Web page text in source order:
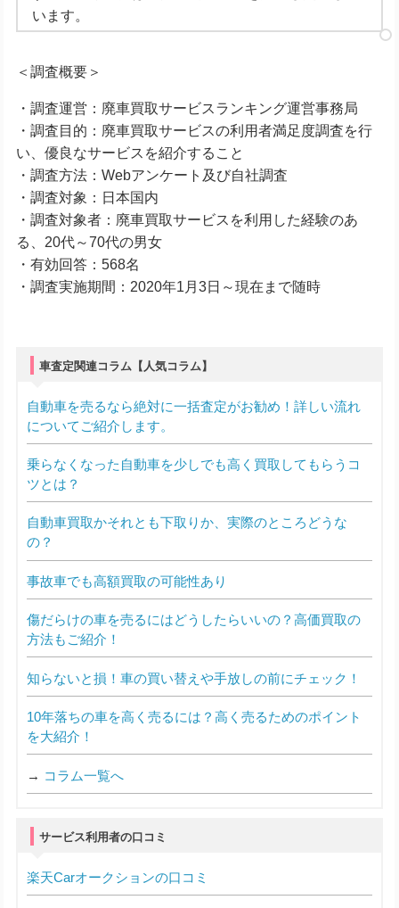
います。
＜調査概要＞
・調査運営：廃車買取サービスランキング運営事務局
・調査目的：廃車買取サービスの利用者満足度調査を行
い、優良なサービスを紹介すること
・調査方法：Webアンケート及び自社調査
・調査対象：日本国内
・調査対象者：廃車買取サービスを利用した経験のあ
る、20代～70代の男女
・有効回答：568名
・調査実施期間：2020年1月3日～現在まで随時
車査定関連コラム【人気コラム】
自動車を売るなら絶対に一括査定がお勧め！詳しい流れ
についてご紹介します。
乗らなくなった自動車を少しでも高く買取してもらうコ
ツとは？
自動車買取かそれとも下取りか、実際のところどうな
の？
事故車でも高額買取の可能性あり
傷だらけの車を売るにはどうしたらいいの？高価買取の
方法もご紹介！
知らないと損！車の買い替えや手放しの前にチェック！
10年落ちの車を高く売るには？高く売るためのポイント
を大紹介！
→ コラム一覧へ
サービス利用者の口コミ
楽天Carオークションの口コミ